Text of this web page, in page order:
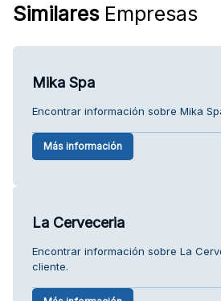
SimilaresEmpresas
Mika Spa
Encontrar información sobre Mika
Más información
La Cerveceria
Encontrar información sobre La
cliente.